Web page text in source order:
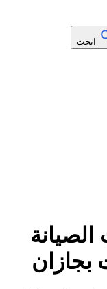
ابحث
بجازان